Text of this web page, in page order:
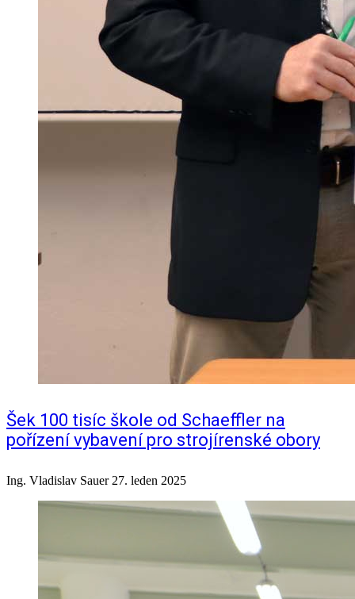
Šek 100 tisíc škole od Schaeffler na
pořízení vybavení pro strojírenské obory
Ing. Vladislav Sauer 27. leden 2025